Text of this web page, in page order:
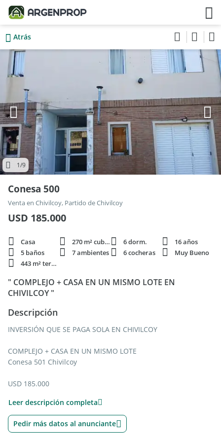
Atrás
1/9
Conesa 500
Venta en Chivilcoy, Partido de Chivilcoy
USD 185.000
Casa 270 m² cubie. 6 dorm.
16 años
5 baños
7 ambientes 6 cocheras
Muy Bueno
443 m² terren.
" COMPLEJO + CASA EN UN MISMO LOTE EN
CHIVILCOY "
Descripción
INVERSIÓN QUE SE PAGA SOLA EN CHIVILCOY
COMPLEJO + CASA EN UN MISMO LOTE
Conesa 501 Chivilcoy
USD 185.000
IDEAL PARA GENERAR RENTA TODOS LOS MESES
4 departamentos
Leer descripción completa
Pedir más datos al anunciante